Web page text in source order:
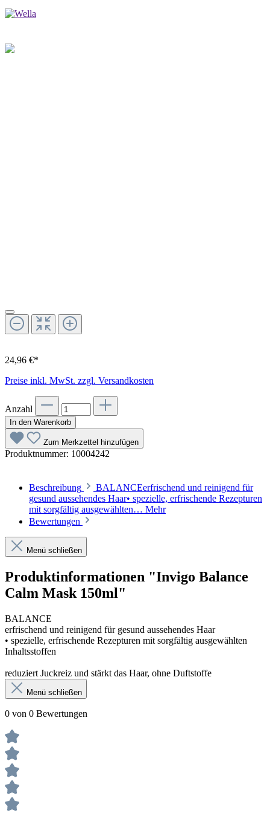
24,96 €*
Preise inkl. MwSt. zzgl. Versandkosten
Anzahl
In den Warenkorb
Zum Merkzettel hinzufügen
Produktnummer: 10004242
Beschreibung
BALANCEerfrischend und reinigend für
gesund aussehendes Haar• spezielle, erfrischende Rezepturen
mit sorgfältig ausgewählten… Mehr
Bewertungen
Menü schließen
Produktinformationen "Invigo Balance
Calm Mask 150ml"
BALANCE
erfrischend und reinigend für gesund aussehendes Haar
• spezielle, erfrischende Rezepturen mit sorgfältig ausgewählten
Inhaltsstoffen
reduziert Juckreiz und stärkt das Haar, ohne Duftstoffe
Menü schließen
0 von 0 Bewertungen